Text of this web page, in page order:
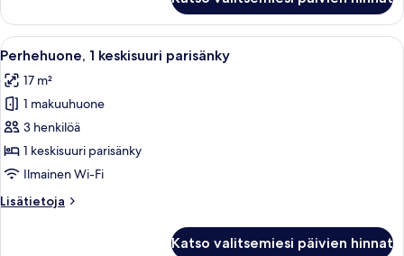
keskisuuri
parisänky
Avaa
kaikki
huonetyypin
Perhehuone,
1
keskisuuri
parisänky
Perhehuone, 1 keskisuuri parisänky
4
Perhehuone, 1 keskisuuri parisänky
17 m²
1 makuuhuone
3 henkilöä
1 keskisuuri parisänky
Ilmainen Wi-Fi
Lisätietoja
Lisätietoja
Katso valitsemiesi päivien hinnat